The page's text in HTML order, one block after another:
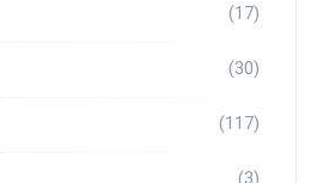
(17)
(30)
(117)
(3)